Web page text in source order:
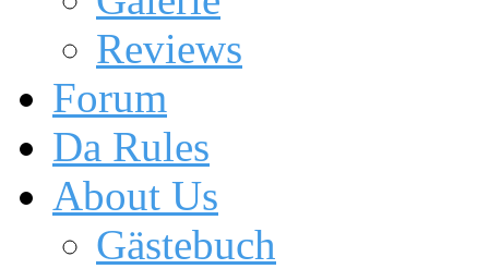
Reviews
Forum
Da Rules
About Us
Gästebuch